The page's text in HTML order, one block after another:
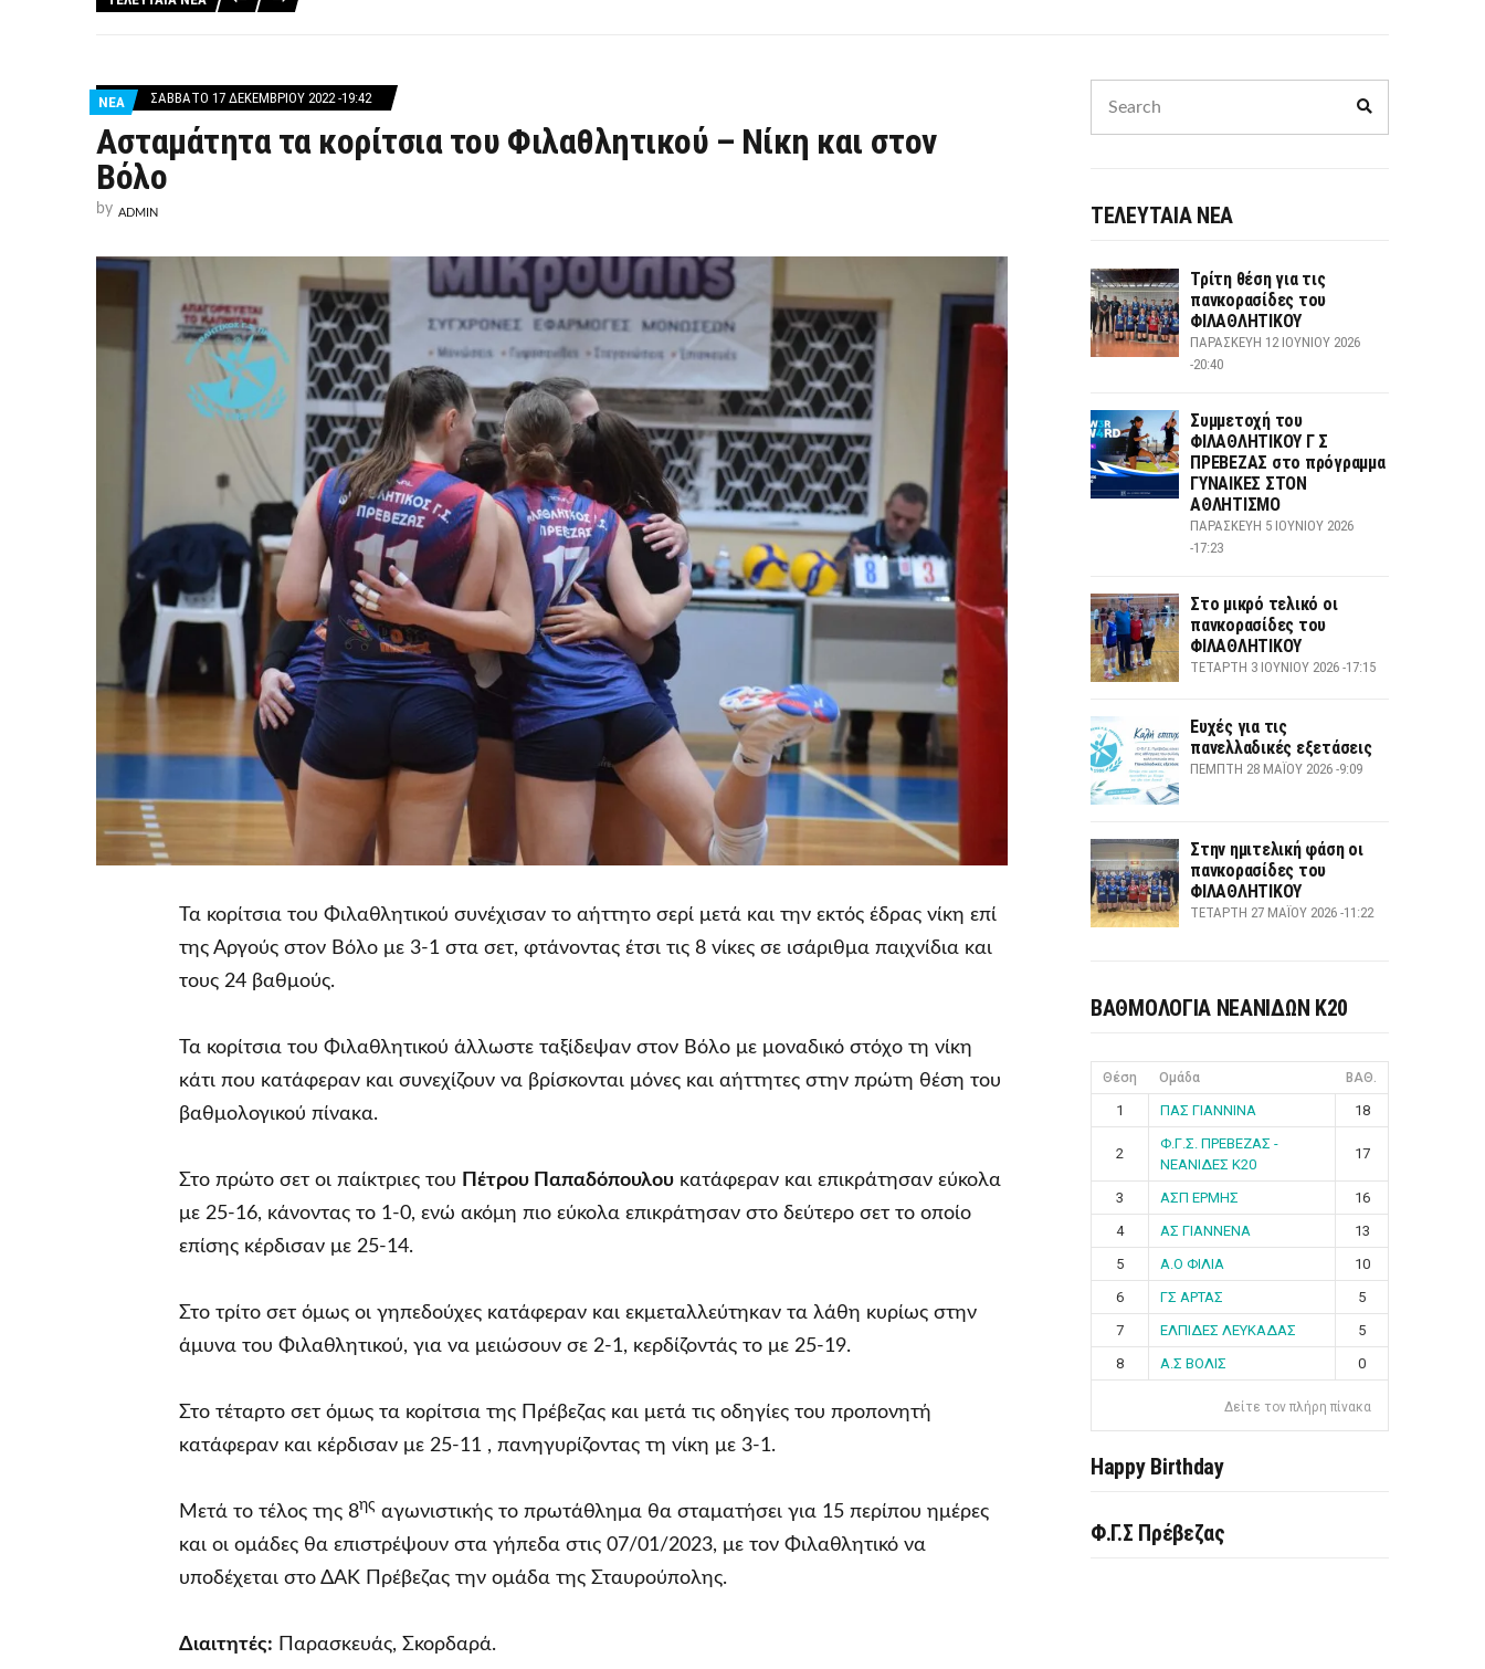
ΝΕΑ ΣΆΒΒΑΤΟ 17 ΔΕΚΕΜΒΡΊΟΥ 2022 -19:42
Ασταμάτητα τα κορίτσια του Φιλαθλητικού – Νίκη και στον
Βόλο
by ADMIN
Τα κορίτσια του Φιλαθλητικού συνέχισαν το αήττητο σερί μετά και την εκτός έδρας νίκη επί
της Αργούς στον Βόλο με 3-1 στα σετ, φτάνοντας έτσι τις 8 νίκες σε ισάριθμα παιχνίδια και
τους 24 βαθμούς.
Τα κορίτσια του Φιλαθλητικού άλλωστε ταξίδεψαν στον Βόλο με μοναδικό στόχο τη νίκη
κάτι που κατάφεραν και συνεχίζουν να βρίσκονται μόνες και αήττητες στην πρώτη θέση του
βαθμολογικού πίνακα.
Στο πρώτο σετ οι παίκτριες του Πέτρου Παπαδόπουλου κατάφεραν και επικράτησαν εύκολα
με 25-16, κάνοντας το 1-0, ενώ ακόμη πιο εύκολα επικράτησαν στο δεύτερο σετ το οποίο
επίσης κέρδισαν με 25-14.
Στο τρίτο σετ όμως οι γηπεδούχες κατάφεραν και εκμεταλλεύτηκαν τα λάθη κυρίως στην
άμυνα του Φιλαθλητικού, για να μειώσουν σε 2-1, κερδίζοντάς το με 25-19.
Στο τέταρτο σετ όμως τα κορίτσια της Πρέβεζας και μετά τις οδηγίες του προπονητή
κατάφεραν και κέρδισαν με 25-11 , πανηγυρίζοντας τη νίκη με 3-1.
Μετά το τέλος της 8ης αγωνιστικής το πρωτάθλημα θα σταματήσει για 15 περίπου ημέρες
και οι ομάδες θα επιστρέψουν στα γήπεδα στις 07/01/2023, με τον Φιλαθλητικό να
υποδέχεται στο ΔΑΚ Πρέβεζας την ομάδα της Σταυρούπολης.
Διαιτητές: Παρασκευάς, Σκορδαρά.
for:
ΤΕΛΕΥΤΑΙΑ ΝΕΑ
Τρίτη θέση για τις
πανκορασίδες του
ΦΙΛΑΘΛΗΤΙΚΟΥ
ΠΑΡΑΣΚΕΥΉ 12 ΙΟΥΝΊΟΥ 2026
-20:40
Συμμετοχή του
ΦΙΛΑΘΛΗΤΙΚΟΥ Γ Σ
ΠΡΕΒΕΖΑΣ στο πρόγραμμα
ΓΥΝΑΙΚΕΣ ΣΤΟΝ
ΑΘΛΗΤΙΣΜΟ
ΠΑΡΑΣΚΕΥΉ 5 ΙΟΥΝΊΟΥ 2026
-17:23
Στο μικρό τελικό οι
πανκορασίδες του
ΦΙΛΑΘΛΗΤΙΚΟΥ
ΤΕΤΆΡΤΗ 3 ΙΟΥΝΊΟΥ 2026 -17:15
Ευχές για τις
πανελλαδικές εξετάσεις
ΠΈΜΠΤΗ 28 ΜΑΪ́ΟΥ 2026 -9:09
Στην ημιτελική φάση οι
πανκορασίδες του
ΦΙΛΑΘΛΗΤΙΚΟΥ
ΤΕΤΆΡΤΗ 27 ΜΑΪ́ΟΥ 2026 -11:22
ΒΑΘΜΟΛΟΓΙΑ ΝΕΑΝΙΔΩΝ Κ20
Θέση Ομάδα ΒΑΘ.
1 ΠΑΣ ΓΙΑΝΝΙΝΑ 18
2
Φ.Γ.Σ. ΠΡΕΒΕΖΑΣ -
ΝΕΑΝΙΔΕΣ Κ20
17
3 ΑΣΠ ΕΡΜΗΣ
16
4
ΑΣ ΓΙΑΝΝΕΝΑ
13
5
Α.Ο ΦΙΛΙΑ
10
6
ΓΣ ΑΡΤΑΣ
5
7
ΕΛΠΙΔΕΣ ΛΕΥΚΑΔΑΣ
5
8
Α.Σ ΒΟΛΙΣ 0
Δείτε τον πλήρη πίνακα
Happy Birthday
Φ.Γ.Σ Πρέβεζας